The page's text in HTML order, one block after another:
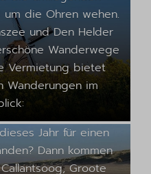
die Ohren wehen.
und Den Helder
Wanderwege
Vermietung bietet
Wanderungen im
2023
Jahr für einen
Dann kommen
Groote
Strände der